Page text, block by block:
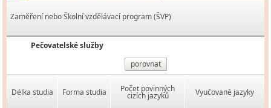
Zaměření nebo Školní vzdělávací program (ŠVP)
Pečovatelské služby
porovnat
Délka studia Forma studia Počet povinných
cizích jazyků Vyučované jazyky